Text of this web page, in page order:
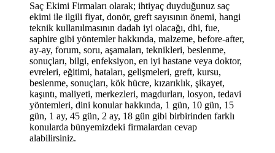
Saç Ekimi Firmaları olarak; ihtiyaç duyduğunuz saç
ekimi ile ilgili fiyat, donör, greft sayısının önemi, hangi
teknik kullanılmasının dadah iyi olacağı, dhi, fue,
saphire gibi yöntemler hakkında, malzeme, before-after,
ay-ay, forum, soru, aşamaları, teknikleri, beslenme,
sonuçları, bilgi, enfeksiyon, en iyi hastane veya doktor,
evreleri, eğitimi, hataları, gelişmeleri, greft, kursu,
beslenme, sonuçları, kök hücre, kızarıklık, şikayet,
kaşıntı, maliyeti, merkezleri, magdurları, losyon, tedavi
yöntemleri, dini konular hakkında, 1 gün, 10 gün, 15
gün, 1 ay, 45 gün, 2 ay, 18 gün gibi birbirinden farklı
konularda bünyemizdeki firmalardan cevap
alabilirsiniz.